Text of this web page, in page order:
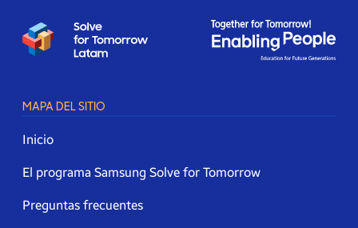
MAPA DEL SITIO
Inicio
El programa Samsung Solve for Tomorrow
Preguntas frecuentes